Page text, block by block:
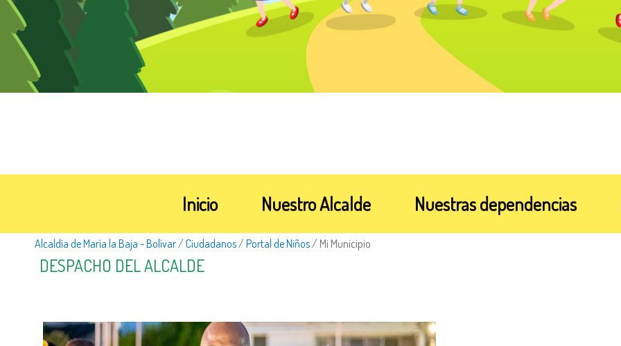
Inicio Nuestro Alcalde Nuestras dependencias
Alcaldía de María la Baja - Bolívar/ Ciudadanos/ Portal de Niños/ Mi Municipio
​​DESPACHO DEL ALCALDE